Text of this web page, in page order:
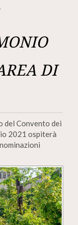
DI
del Convento dei
2021 ospiterà